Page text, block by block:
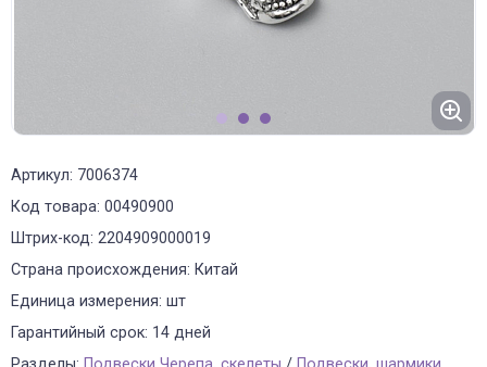
Артикул: 7006374
Код товара: 00490900
Штрих-код: 2204909000019
Страна происхождения: Китай
Единица измерения: шт
Гарантийный срок: 14 дней